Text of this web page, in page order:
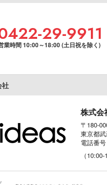
29-9911
業時間 10:00～18:00 (土日祝を除く)
社
株式会
〒180-
東京都
電話番号
（10:00-